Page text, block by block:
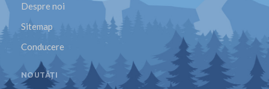
Despre noi
Sitemap
Conducere
NOUTĂȚI